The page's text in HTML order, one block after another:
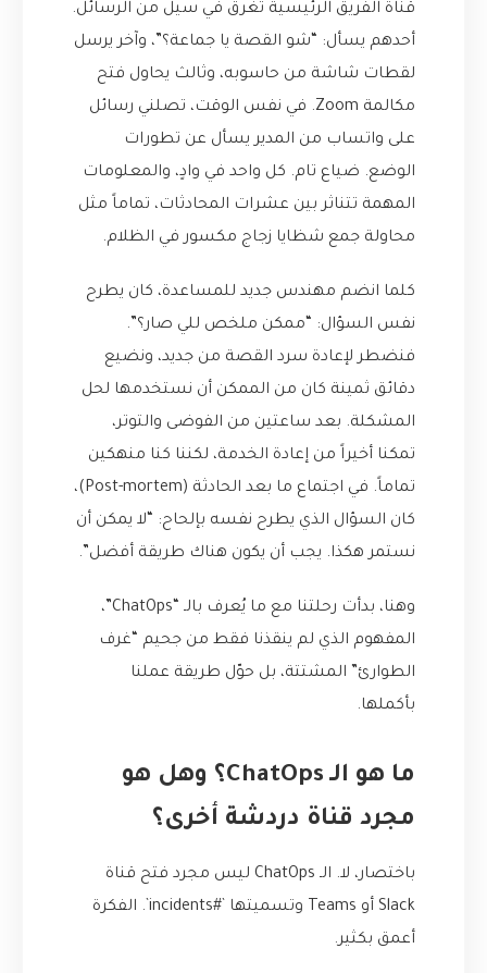
قناة الفريق الرئيسية تغرق في سيل من الرسائل.
أحدهم يسأل: “شو القصة يا جماعة؟”، وآخر يرسل
لقطات شاشة من حاسوبه، وثالث يحاول فتح
مكالمة Zoom. في نفس الوقت، تصلني رسائل
على واتساب من المدير يسأل عن تطورات
الوضع. ضياع تام. كل واحد في وادٍ، والمعلومات
المهمة تتناثر بين عشرات المحادثات، تماماً مثل
محاولة جمع شظايا زجاج مكسور في الظلام.
كلما انضم مهندس جديد للمساعدة، كان يطرح
نفس السؤال: “ممكن ملخص للي صار؟”.
فنضطر لإعادة سرد القصة من جديد، ونضيع
دقائق ثمينة كان من الممكن أن نستخدمها لحل
المشكلة. بعد ساعتين من الفوضى والتوتر،
تمكنا أخيراً من إعادة الخدمة، لكننا كنا منهكين
تماماً. في اجتماع ما بعد الحادثة (Post-mortem)،
كان السؤال الذي يطرح نفسه بإلحاح: “لا يمكن أن
نستمر هكذا. يجب أن يكون هناك طريقة أفضل”.
وهنا، بدأت رحلتنا مع ما يُعرف بالـ “ChatOps”،
المفهوم الذي لم ينقذنا فقط من جحيم “غرف
الطوارئ” المشتتة، بل حوّل طريقة عملنا
بأكملها.
ما هو الـ ChatOps؟ وهل هو
مجرد قناة دردشة أخرى؟
باختصار، لا. الـ ChatOps ليس مجرد فتح قناة
Slack أو Teams وتسميتها `#incidents`. الفكرة
أعمق بكثير.